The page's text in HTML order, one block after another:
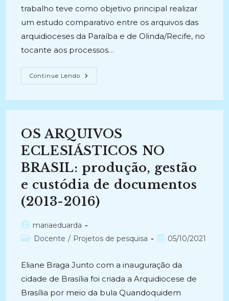
trabalho teve como objetivo principal realizar
um estudo comparativo entre os arquivos das
arquidioceses da Paraíba e de Olinda/Recife, no
tocante aos processos…
Continue Lendo ACESSO
E
Nos
Arquidioceses
Da
Paraíba
E
Olinda/recife
(2011)
OS ARQUIVOS
ECLESIÁSTICOS NO
BRASIL: produção, gestão
e custódia de documentos
(2013-2016)
Autor
do
mariaeduarda
Categoria
Docente / Projetos de pesquisa
Post05/10/2021
Eliane Braga Junto com a inauguração da
cidade de Brasília foi criada a Arquidiocese de
Brasília por meio da bula Quandoquidem